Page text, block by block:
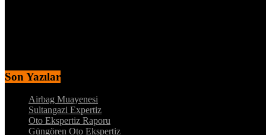
Son Yazılar
Airbag Muayenesi
Sultangazi Expertiz
Oto Ekspertiz Raporu
Güngören Oto Ekspertiz